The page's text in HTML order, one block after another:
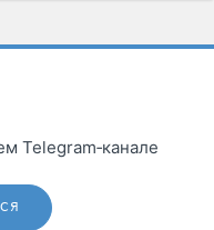
Telegram‑канале